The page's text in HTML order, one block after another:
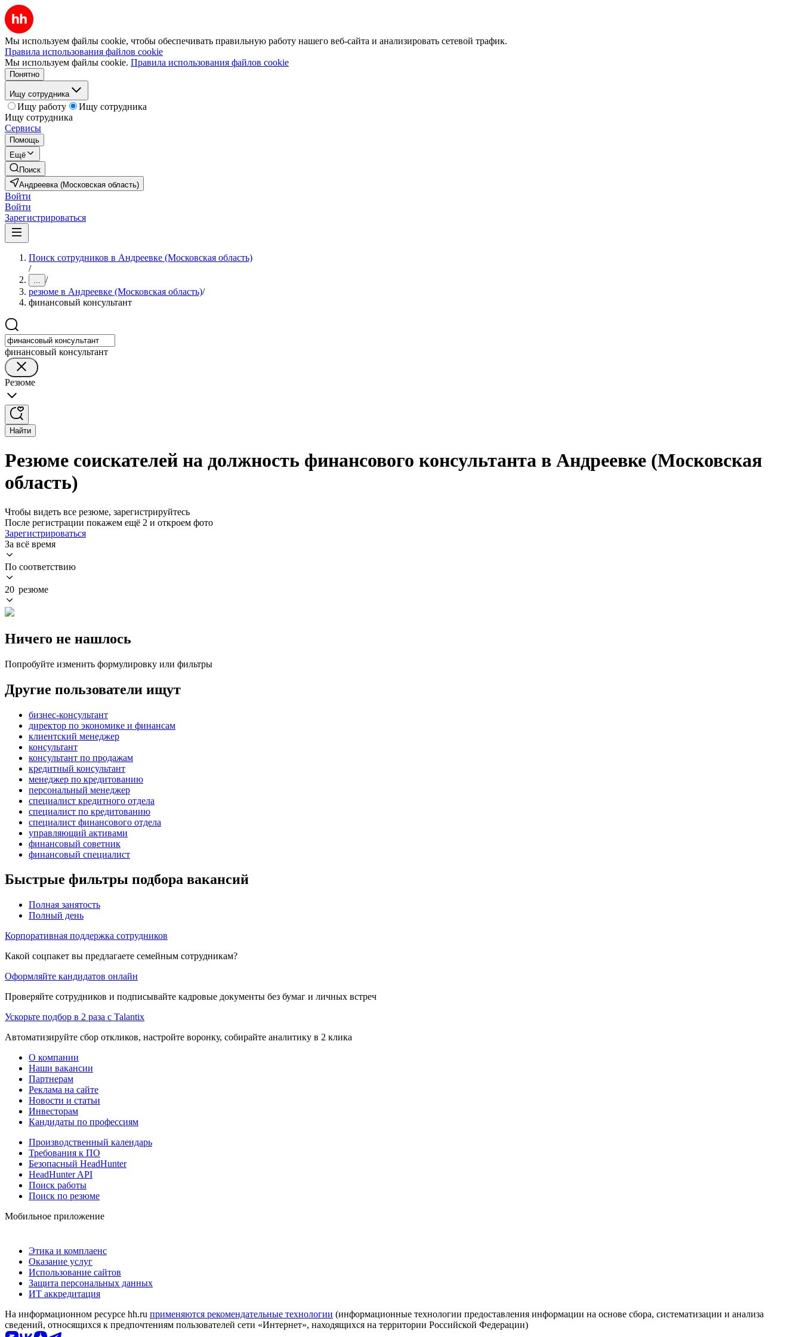
Мы используем файлы cookie, чтобы обеспечивать правильную работу нашего веб-сайта и анализировать сетевой трафик.
Правила использования файлов cookie
Мы используем файлы cookie. Правила использования файлов cookie
Понятно
Ищу сотрудника
Ищу работу
Ищу сотрудника
Ищу сотрудника
Сервисы
Помощь
Ещё
Поиск
Андреевка (Московская область)
Войти
Войти
Зарегистрироваться
Поиск сотрудников в Андреевке (Московская область)
/
... /
резюме в Андреевке (Московская область)/
финансовый консультант
финансовый консультант
Резюме
Найти
Резюме соискателей на должность финансового консультанта в Андреевке (Московская
область)
Чтобы видеть все резюме, зарегистрируйтесь
После регистрации покажем ещё 2 и откроем фото
Зарегистрироваться
За всё время
По соответствию
20 резюме
Ничего не нашлось
Попробуйте изменить формулировку или фильтры
Другие пользователи ищут
бизнес-консультант
директор по экономике и финансам
клиентский менеджер
консультант
консультант по продажам
кредитный консультант
менеджер по кредитованию
персональный менеджер
специалист кредитного отдела
специалист по кредитованию
специалист финансового отдела
управляющий активами
финансовый советник
финансовый специалист
Быстрые фильтры подбора вакансий
Полная занятость
Полный день
Корпоративная поддержка сотрудников
Какой соцпакет вы предлагаете семейным сотрудникам?
Оформляйте кандидатов онлайн
Проверяйте сотрудников и подписывайте кадровые документы без бумаг и личных встреч
Ускорьте подбор в 2 раза с Talantix
Автоматизируйте сбор откликов, настройте воронку, собирайте аналитику в 2 клика
О компании
Наши вакансии
Партнерам
Реклама на сайте
Новости и статьи
Инвесторам
Кандидаты по профессиям
Производственный календарь
Требования к ПО
Безопасный HeadHunter
HeadHunter API
Поиск работы
Поиск по резюме
Мобильное приложение
Этика и комплаенс
Оказание услуг
Использование сайтов
Защита персональных данных
ИТ аккредитация
На информационном ресурсе hh.ru применяются рекомендательные технологии (информационные технологии предоставления информации на основе сбора, систематизации и анализа
сведений, относящихся к предпочтениям пользователей сети «Интернет», находящихся на территории Российской Федерации)